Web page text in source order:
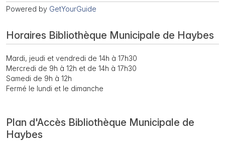
Powered by GetYourGuide
Horaires Bibliothèque Municipale de Haybes
Mardi, jeudi et vendredi de 14h à 17h30
Mercredi de 9h à 12h et de 14h à 17h30
Samedi de 9h à 12h
Fermé le lundi et le dimanche
Plan d'Accès Bibliothèque Municipale de
Haybes